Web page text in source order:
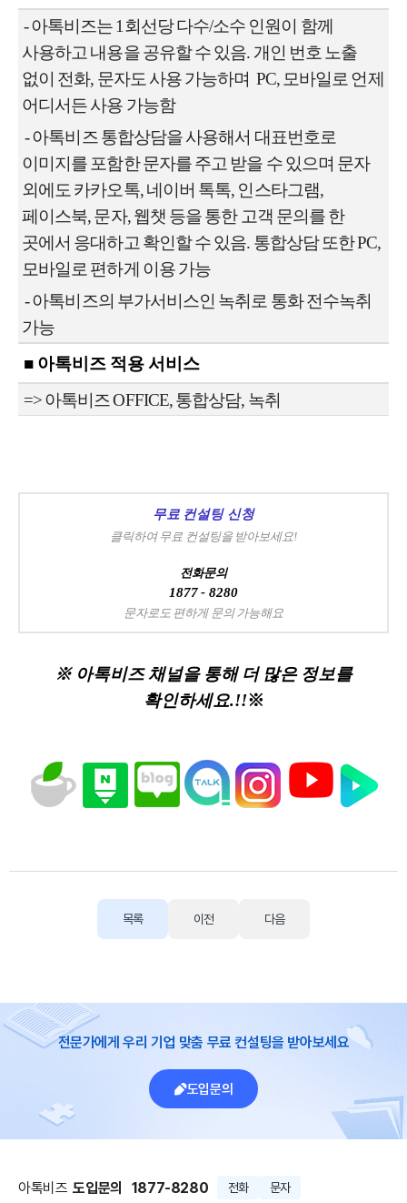
-아톡비즈는 1회선당 다수/소수 인원이 함께
사용하고 내용을 공유할 수 있음. 개인 번호 노출
없이 전화, 문자도 사용 가능하며 PC, 모바일로 언제
어디서든사용 가능함
-아톡비즈 통합상담을 사용해서 대표번호로
이미지를 포함한 문자를 주고 받을 수 있으며 문자
외에도 카카오톡, 네이버 톡톡, 인스타그램,
페이스북, 문자,웹챗 등을 통한 고객 문의를 한
곳에서 응대하고 확인할 수 있음. 통합상담 또한 PC,
모바일로 편하게 이용 가능
- 아톡비즈의 부가서비스인 녹취로 통화 전수녹취
가능
■ 아톡비즈 적용 서비스
=> 아톡비즈 OFFICE, 통합상담, 녹취
무료 컨설팅 신청
클릭하여 무료 컨설팅을 받아보세요!
전화문의
1877 - 8280
문자로도 편하게 문의 가능해요
※ 아톡비즈 채널을 통해 더 많은 정보를
확인하세요.!!※
목록 이전 다음
전문가에게 우리 기업 맞춤 무료 컨설팅을 받아보세요
도입문의
아톡비즈 도입문의 1877-8280 전화 문자